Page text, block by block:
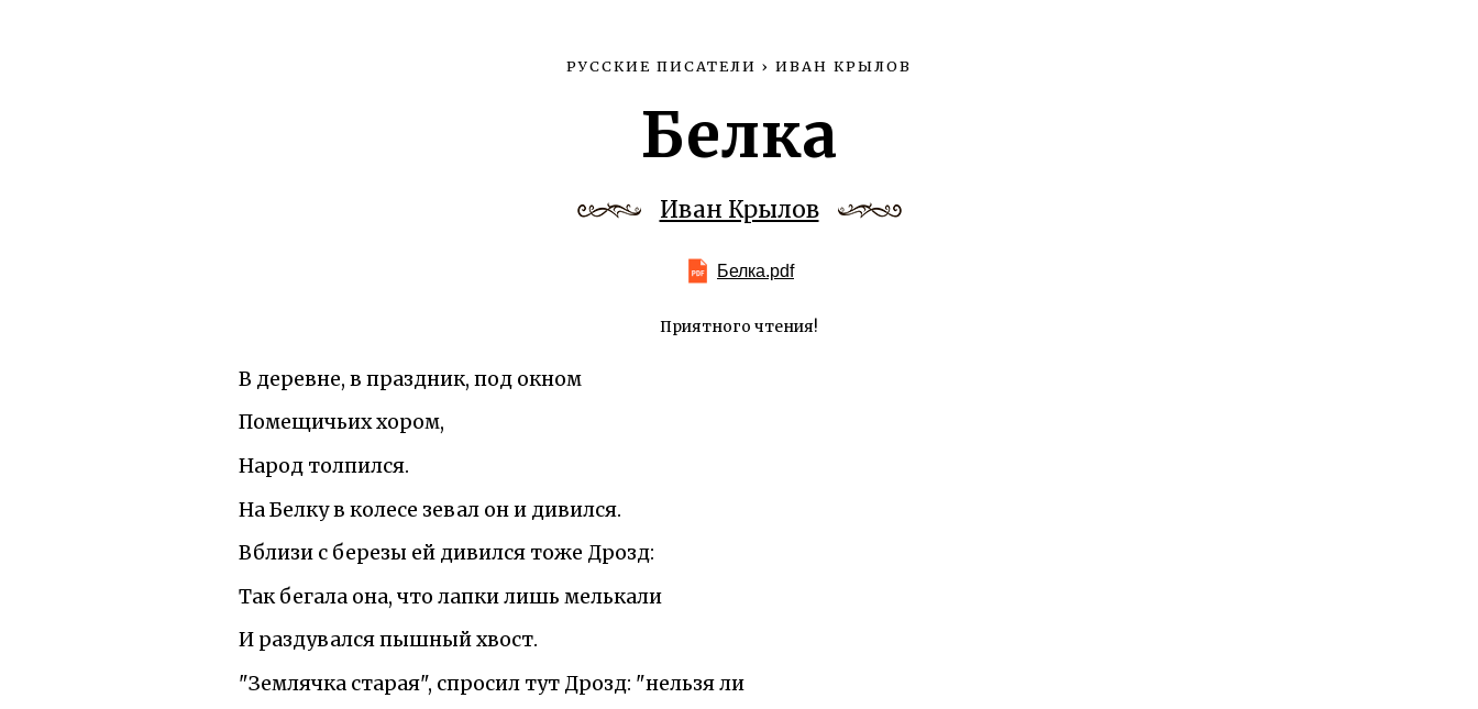
РУССКИЕ ПИСАТЕЛИ › ИВАН КРЫЛОВ
Белка
Иван Крылов
Белка.pdf
Приятного чтения!
В деревне, в праздник, под окном
Помещичьих хором,
Народ толпился.
На Белку в колесе зевал он и дивился.
Вблизи с березы ей дивился тоже Дрозд:
Так бегала она, что лапки лишь мелькали
И раздувался пышный хвост.
"Землячка старая", спросил тут Дрозд: "нельзя ли